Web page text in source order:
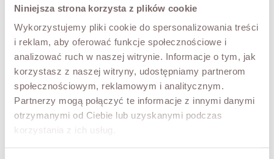
Niniejsza strona korzysta z plików cookie
Wykorzystujemy pliki cookie do spersonalizowania treści
i reklam, aby oferować funkcje społecznościowe i
analizować ruch w naszej witrynie. Informacje o tym, jak
korzystasz z naszej witryny, udostępniamy partnerom
społecznościowym, reklamowym i analitycznym.
Partnerzy mogą połączyć te informacje z innymi danymi
otrzymanymi od Ciebie lub uzyskanymi podczas
korzystania z ich usług.
sprawia, że koszula dobrze układa się zarówno
wpuszczona w spodnie lub spódnicę, jak i noszona luźno.
To uniwersalny element garderoby, który sprawdzi się w
stylizacjach codziennych, biurowych oraz bardziej
eleganckich.
Ponadczasowa forma i czysta linia sprawiają, że model
pozostaje aktualny niezależnie od sezonu.
• produkt włoski marki CLOTHE
Modelka ma 173 cm wzrostu i prezentuje rozmiar M.